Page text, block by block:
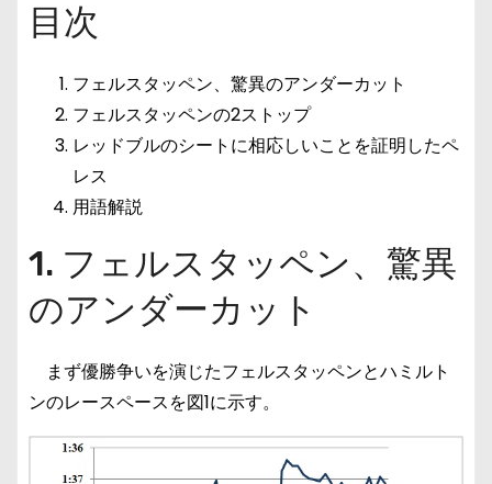
目次
フェルスタッペン、驚異のアンダーカット
フェルスタッペンの2ストップ
レッドブルのシートに相応しいことを証明したペ
レス
用語解説
1. フェルスタッペン、驚異
のアンダーカット
まず優勝争いを演じたフェルスタッペンとハミルト
ンのレースペースを図1に示す。